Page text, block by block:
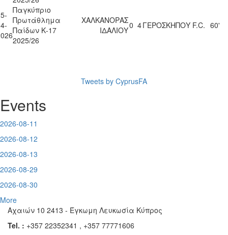
Παγκύπριο
Πρωτάθλημα
Παίδων Κ-17
2025/26
ΧΑΛΚΑΝΟΡΑΣ
ΙΔΑΛΙΟΥ0 4ΓΕΡΟΣΚΗΠΟΥ F.C. 60'
Tweets by CyprusFA
Events
2026-08-11
2026-08-12
2026-08-13
2026-08-29
2026-08-30
More
Αχαιών 10 2413 - Έγκωμη Λευκωσία Κύπρος
Tel. : +357 22352341 , +357 77771606